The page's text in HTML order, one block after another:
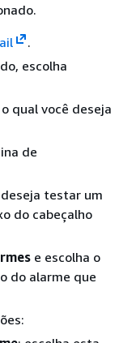
.
escolha
qual você deseja
de
testar um
do cabeçalho
e escolha o
do alarme que